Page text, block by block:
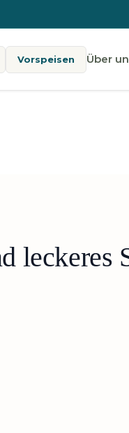
Vorspeisen Über
leckeres